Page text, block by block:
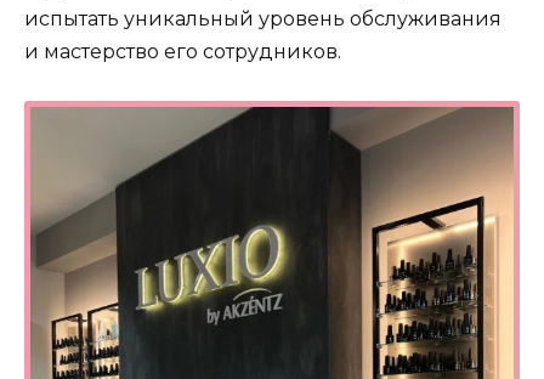
испытать уникальный уровень обслуживания
и мастерство его сотрудников.